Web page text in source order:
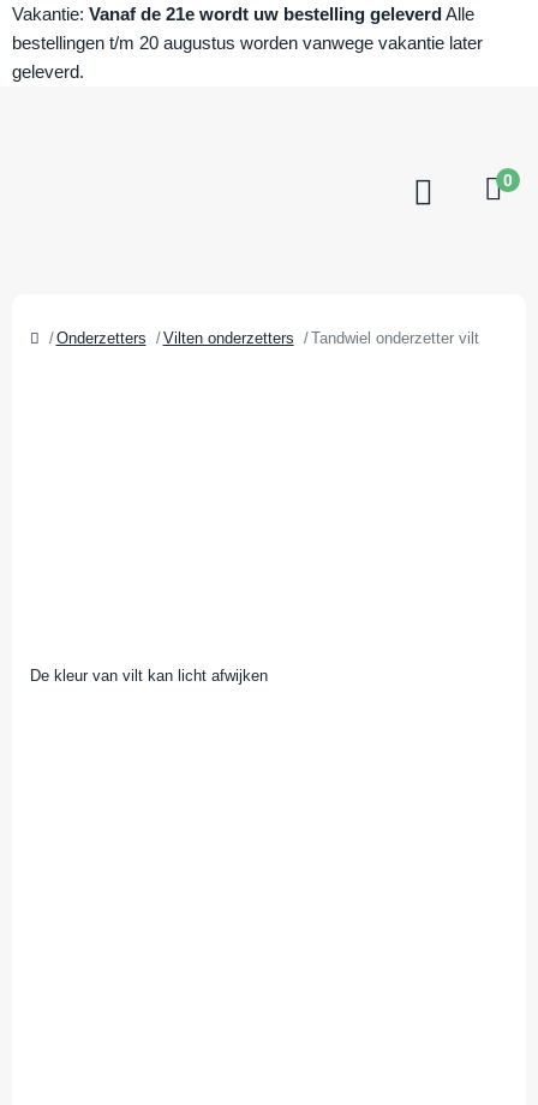
Vakantie: Vanaf de 21e wordt uw bestelling geleverdAlle
bestellingen t/m 20 augustus worden vanwege vakantie later
geleverd.
0
Onderzetters Vilten onderzetters Tandwiel onderzetter vilt
De kleur van vilt kan licht afwijken